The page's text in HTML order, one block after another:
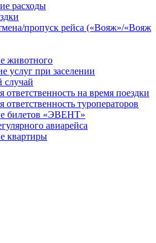
расходы
пропуск рейса («Вояж»/«Вояж
животного
услуг при заселении
случай
ответственность на время поездки
ответственность туроператоров
билетов «ЭВЕНТ»
авиарейса
квартиры